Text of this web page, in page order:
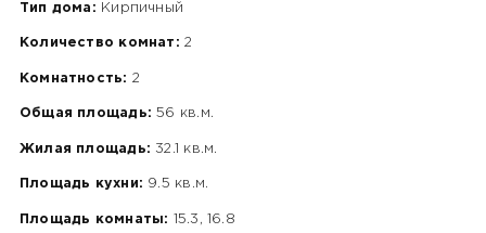
Тип дома: Кирпичный
Количество комнат: 2
Комнатность: 2
Общая площадь: 56 кв.м.
Жилая площадь: 32.1 кв.м.
Площадь кухни: 9.5 кв.м.
Площадь комнаты: 15.3, 16.8